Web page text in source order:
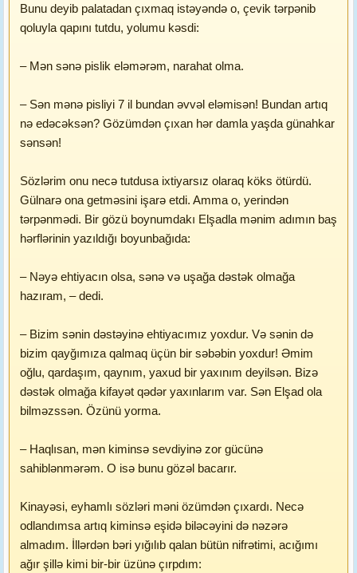
Bunu deyib palatadan çıxmaq istəyəndə o, çevik tərpənib
qoluyla qapını tutdu, yolumu kəsdi:
– Mən sənə pislik eləmərəm, narahat olma.
– Sən mənə pisliyi 7 il bundan əvvəl eləmisən! Bundan artıq
nə edəcəksən? Gözümdən çıxan hər damla yaşda günahkar
sənsən!
Sözlərim onu necə tutdusa ixtiyarsız olaraq köks ötürdü.
Gülnarə ona getməsini işarə etdi. Amma o, yerindən
tərpənmədi. Bir gözü boynumdakı Elşadla mənim adımın baş
hərflərinin yazıldığı boyunbağıda:
– Nəyə ehtiyacın olsa, sənə və uşağa dəstək olmağa
hazıram, – dedi.
– Bizim sənin dəstəyinə ehtiyacımız yoxdur. Və sənin də
bizim qayğımıza qalmaq üçün bir səbəbin yoxdur! Əmim
oğlu, qardaşım, qaynım, yaxud bir yaxınım deyilsən. Bizə
dəstək olmağa kifayət qədər yaxınlarım var. Sən Elşad ola
bilməzssən. Özünü yorma.
– Haqlısan, mən kiminsə sevdiyinə zor gücünə
sahiblənmərəm. O isə bunu gözəl bacarır.
Kinayəsi, eyhamlı sözləri məni özümdən çıxardı. Necə
odlandımsa artıq kiminsə eşidə biləcəyini də nəzərə
almadım. İllərdən bəri yığılıb qalan bütün nifrətimi, acığımı
ağır şillə kimi bir-bir üzünə çırpdım: